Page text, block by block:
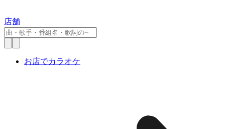
店舗
お店でカラオケ